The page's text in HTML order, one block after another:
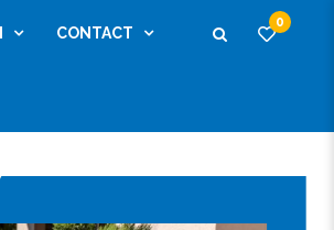
CONTACT
0